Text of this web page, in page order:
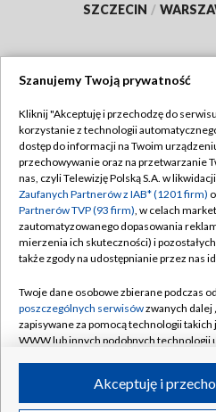
SZCZECIN /
Abonament TVP
Emisja w TVP
Centrum informacji TVP
Naziemna Telewizja Cyfrowa
Rada Programowa
System NOS
Informacje o nadawcy
Program dla prasy
Polityka
Moje
Szanujemy Twoją prywatność
Kliknij "Akceptuję i przechodzę do
korzystanie z technologii
dostęp do informacji na Twoim
przechowywanie oraz na przetwarzanie
nas, czyli Telewizję Polską S.A. w
Zaufanych Partnerów z IAB* (1201 firm)
Partnerów TVP (93 firm), w celach
zautomatyzowanego dopasowania
mierzenia ich skuteczności) i
także zgody na udostępnianie przez nas
Twoje dane osobowe zbierane podczas
poszczególnych serwisówzwanych dalej
zapisywane za pomocą technologii
WWW lub innych podobnych technologii
ruchu w Internecie.Akceptuję i